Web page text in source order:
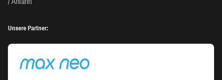
Unsere Partner: